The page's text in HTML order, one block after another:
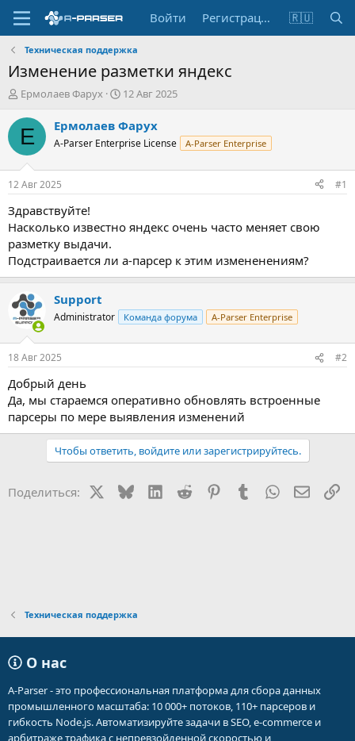
Войти Регистрация 🇷🇺
Техническая поддержка
Изменение разметки яндекс
А
т
о
т
е
м
ы
Ермолаев Фарух
Д
т
н
а
12 Авг 2025
Е Ермолаев Фарух
A-Parser Enterprise License A-Parser Enterprise
12 Авг 2025 #1
Здравствуйте!
Насколько известно яндекс очень часто меняет свою
разметку выдачи.
Подстраивается ли а-парсер к этим измененениям?
Support
Administrator Команда форума A-Parser Enterprise
18 Авг 2025 #2
Добрый день
Да, мы стараемся оперативно обновлять встроенные
парсеры по мере выявления изменений
Чтобы ответить, войдите или зарегистрируйтесь.
Поделиться: BlueskyLinkedIn
Reddit PinterestTumblr WhatsApp
Техническая поддержка
О нас
A-Parser - это профессиональная платформа для сбора данных
промышленного масштаба: 10 000+ потоков, 110+ парсеров и
гибкость Node.js. Автоматизируйте задачи в SEO, e-commerce и
арбитраже трафика с непревзойденной скоростью и